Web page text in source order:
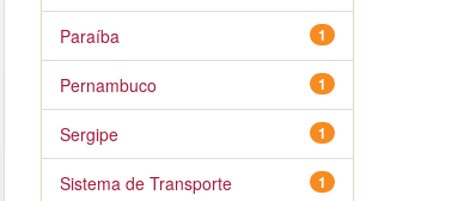
1
Paraíba
1
Pernambuco
1
Sergipe
1
Sistema de Transporte